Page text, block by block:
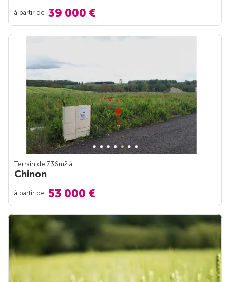
à partir de 39 000 €
Terrain de 736m2 à
Chinon
à partir de 53 000 €